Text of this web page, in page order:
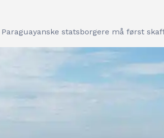
statsborgere må først